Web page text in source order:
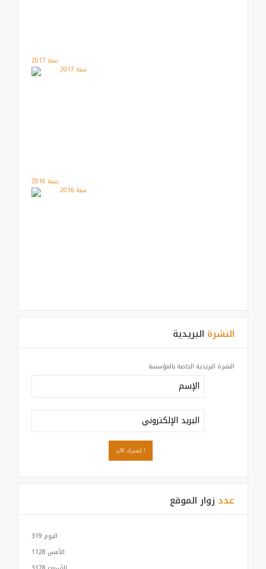
سنة 2017
سنة 2016
النشرة البريدية
النشرة البريدية الخاصة بالمؤسسة
عدد زوار الموقع
اليوم 319
الأمس 1128